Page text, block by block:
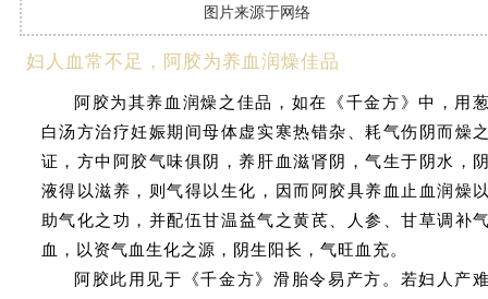
图片来源于网络
妇人血常不足，阿胶为养血润燥佳品
阿胶为其养血润燥之佳品，如在《千金方》中，用
白汤方治疗妊娠期间母体虚实寒热错杂、耗气伤阴而燥
证，方中阿胶气味俱阴，养肝血滋肾阴，气生于阴水，
液得以滋养，则气得以生化，因而 阿胶具养血止血润燥
助气化之功 ，并配伍甘温益气之黄芪、人参、甘草调补
血，以资气血生化之源，阴生阳长，气旺血充。
阿胶此用见于《千金方》滑胎令易产方。若妇人产